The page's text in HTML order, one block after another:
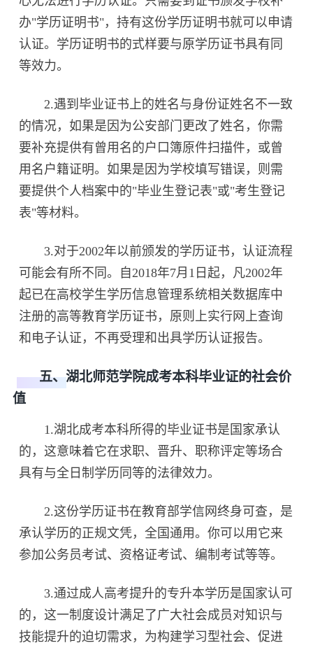
办"学历证明书"，持有这份学历证明书就可以申请
认证。学历证明书的式样要与原学历证书具有同
等效力。
2.遇到毕业证书上的姓名与身份证姓名不一致
的情况，如果是因为公安部门更改了姓名，你需
要补充提供有曾用名的户口簿原件扫描件，或曾
用名户籍证明。如果是因为学校填写错误，则需
要提供个人档案中的"毕业生登记表"或"考生登记
表"等材料。
3.对于2002年以前颁发的学历证书，认证流程
可能会有所不同。自2018年7月1日起，凡2002年
起已在高校学生学历信息管理系统相关数据库中
注册的高等教育学历证书，原则上实行网上查询
和电子认证，不再受理和出具学历认证报告。
五、湖北师范学院成考本科毕业证的社会价
值
1.湖北成考本科所得的毕业证书是国家承认
的，这意味着它在求职、晋升、职称评定等场合
具有与全日制学历同等的法律效力。
2.这份学历证书在教育部学信网终身可查，是
承认学历的正规文凭，全国通用。你可以用它来
参加公务员考试、资格证考试、编制考试等等。
3.通过成人高考提升的专升本学历是国家认可
的，这一制度设计满足了广大社会成员对知识与
技能提升的迫切需求，为构建学习型社会、促进